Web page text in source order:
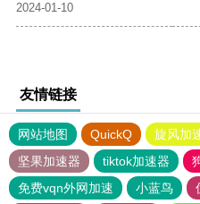
2024-01-10
友情链接
网站地图 QuickQ 旋风加
坚果加速器
tiktok加速器
免费vqn外网加速
小蓝鸟